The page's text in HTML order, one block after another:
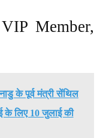
Member,
के पूर्व मंत्री सेंथिल
के लिए 10 जुलाई की